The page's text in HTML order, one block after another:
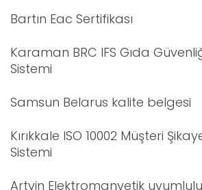
Bartın Eac Sertifikası
Karaman BRC IFS Gıda
Sistemi
Samsun Belarus kalite belgesi
Kırıkkale ISO 10002 Müşteri
Sistemi
Artvin Elektromanyetik